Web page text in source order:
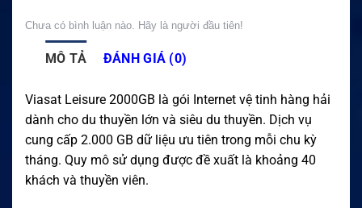
Chưa có bình luận nào. Hãy là người đầu tiên!
MÔ TẢ ĐÁNH GIÁ (0)
Viasat Leisure 2000GB là gói Internet vệ tinh hàng hải
dành cho du thuyền lớn và siêu du thuyền. Dịch vụ
cung cấp 2.000 GB dữ liệu ưu tiên trong mỗi chu kỳ
tháng. Quy mô sử dụng được đề xuất là khoảng 40
khách và thuyền viên.